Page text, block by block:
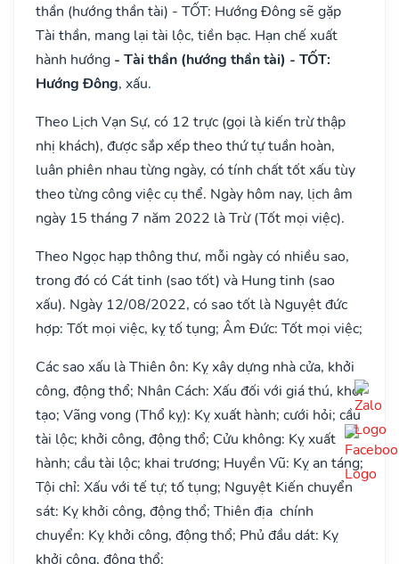
thần (hướng thần tài) - TỐT: Hướng Đông sẽ gặp
Tài thần, mang lại tài lộc, tiền bạc. Hạn chế xuất
hành hướng - Tài thần (hướng thần tài) - TỐT:
Hướng Đông, xấu.
Theo Lịch Vạn Sự, có 12 trực (gọi là kiến trừ thập
nhị khách), được sắp xếp theo thứ tự tuần hoàn,
luân phiên nhau từng ngày, có tính chất tốt xấu tùy
theo từng công việc cụ thể. Ngày hôm nay, lịch âm
ngày 15 tháng 7 năm 2022 là Trừ (Tốt mọi việc).
Theo Ngọc hạp thông thư, mỗi ngày có nhiều sao,
trong đó có Cát tinh (sao tốt) và Hung tinh (sao
xấu). Ngày 12/08/2022, có sao tốt là Nguyệt đức
hợp: Tốt mọi việc, kỵ tố tụng; Âm Đức: Tốt mọi việc;
Các sao xấu là Thiên ôn: Kỵ xây dựng nhà cửa, khởi
công, động thổ; Nhân Cách: Xấu đối với giá thú, khởi
tạo; Vãng vong (Thổ kỵ): Kỵ xuất hành; cưới hỏi; cầu
tài lộc; khởi công, động thổ; Cửu không: Kỵ xuất
hành; cầu tài lộc; khai trương; Huyền Vũ: Kỵ an táng;
Tội chỉ: Xấu với tế tự; tố tụng; Nguyệt Kiến chuyển
sát: Kỵ khởi công, động thổ; Thiên địa chính
chuyển: Kỵ khởi công, động thổ; Phủ đầu dát: Kỵ
khởi công, động thổ;